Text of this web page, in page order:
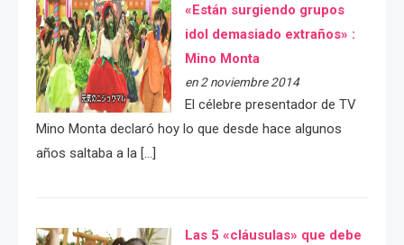
«Están surgiendo grupos
idol demasiado extraños» :
Mino Monta
en 2 noviembre 2014
El célebre presentador de TV
Mino Monta declaró hoy lo que desde hace algunos
años saltaba a la […]
Las 5 «cláusulas» que debe